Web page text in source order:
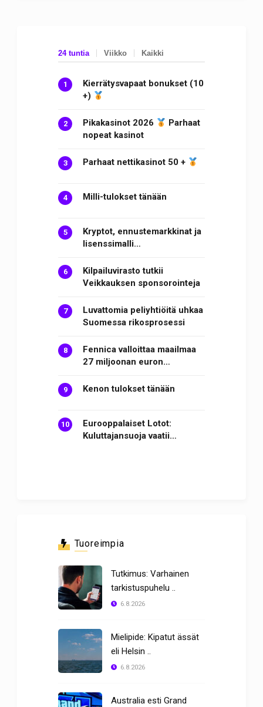
24 tuntia Viikko Kaikki
Kierrätysvapaat bonukset (10
+)
Pikakasinot 2026
Parhaat
nopeat kasinot
Parhaat nettikasinot 50 +
Milli-tulokset tänään
Kryptot, ennustemarkkinat ja
lisenssimalli…
Kilpailuvirasto tutkii
Veikkauksen sponsorointeja
Luvattomia peliyhtiöitä uhkaa
Suomessa rikosprosessi
Fennica valloittaa maailmaa
27 miljoonan euron…
Kenon tulokset tänään
Eurooppalaiset Lotot:
Kuluttajansuoja vaatii…
Tuoreimpia
Tutkimus: Varhainen
tarkistuspuhelu ..
6.8.2026
Mielipide: Kipatut ässät
eli Helsin ..
6.8.2026
Australia esti Grand